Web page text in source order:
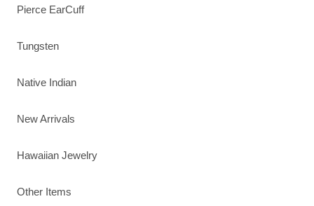
Pierce EarCuff
Tungsten
Native Indian
New Arrivals
Hawaiian Jewelry
Other Items